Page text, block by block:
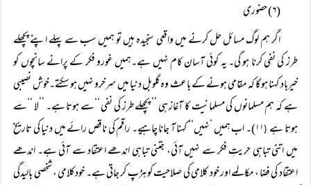
(۶) حضوری
اگر ہم لوگ مسائل حل کرنے میں واقعی سنجیدہ ہیں تو ہمیں سب سے پہلے اپنے پچھلے
طرز کی نفی کرنا ہو گی۔ یہ کوئی آسان کام نہیں ہے۔ہمیں غورو فکر کے پرانے سانچوں کو
خیرباد کہنا ہو گا کہ مقامی ہونے کے باعث وہ گلوبل دنیا میں سرخرو نہیں ہو سکتے۔خوش نصیبی
ہے کہ ہم مسلمانوں کی مسلمانیت کا آغاز ہی ’’ پچھلے طرز کی نفی ‘‘سے ہوتا ہے۔ ’’لا ‘‘سے
ہوتا ہے (
۱۱)۔ اب ہمیں ’نہیں‘‘ کہنا آ جانا چاہیے۔ راقم کی ناقص رائے میں دنیا کی تاریخ
میں اتنی تباہی حریتِ فکر سے نہیں آئی، جتنی تباہی اندھے اعتقاد سے آئی ہے۔ اندھے
اعتقاد کی فضا ، مکالمے اور خود کلامی کی صلاحیت کو ہڑپ کر جاتی ہے۔ خودکلامی ، شخصی بالیدگی